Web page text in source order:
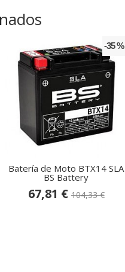
-35 %
Batería de Moto BTX14 SLA
BS Battery
67,81 € 104,33 €